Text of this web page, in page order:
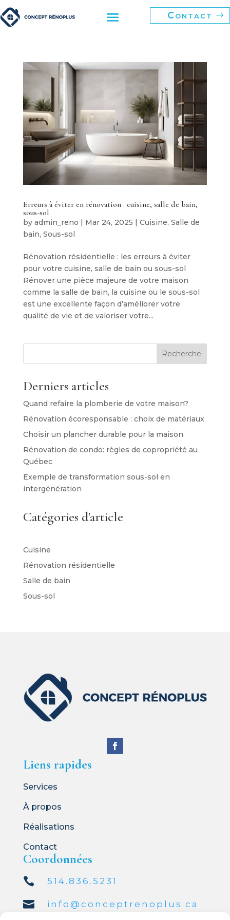
Contact
Erreurs à éviter en rénovation : cuisine, salle de bain,
sous-sol
by admin_reno | Mar 24, 2025 | Cuisine, Salle de
bain, Sous-sol
Rénovation résidentielle : les erreurs à éviter
pour votre cuisine, salle de bain ou sous-sol
Rénover une pièce majeure de votre maison
comme la salle de bain, la cuisine ou le sous-sol
est une excellente façon d’améliorer votre
qualité de vie et de valoriser votre...
Recherche
Derniers articles
Quand refaire la plomberie de votre maison?
Rénovation écoresponsable : choix de matériaux
Choisir un plancher durable pour la maison
Rénovation de condo: règles de copropriété au
Québec
Exemple de transformation sous-sol en
intergénération
Catégories d'article
Cuisine
Rénovation résidentielle
Salle de bain
Sous-sol
Liens rapides
Services
À propos
Réalisations
Contact
Coordonnées
 514.836.5231
 info@conceptrenoplus.ca